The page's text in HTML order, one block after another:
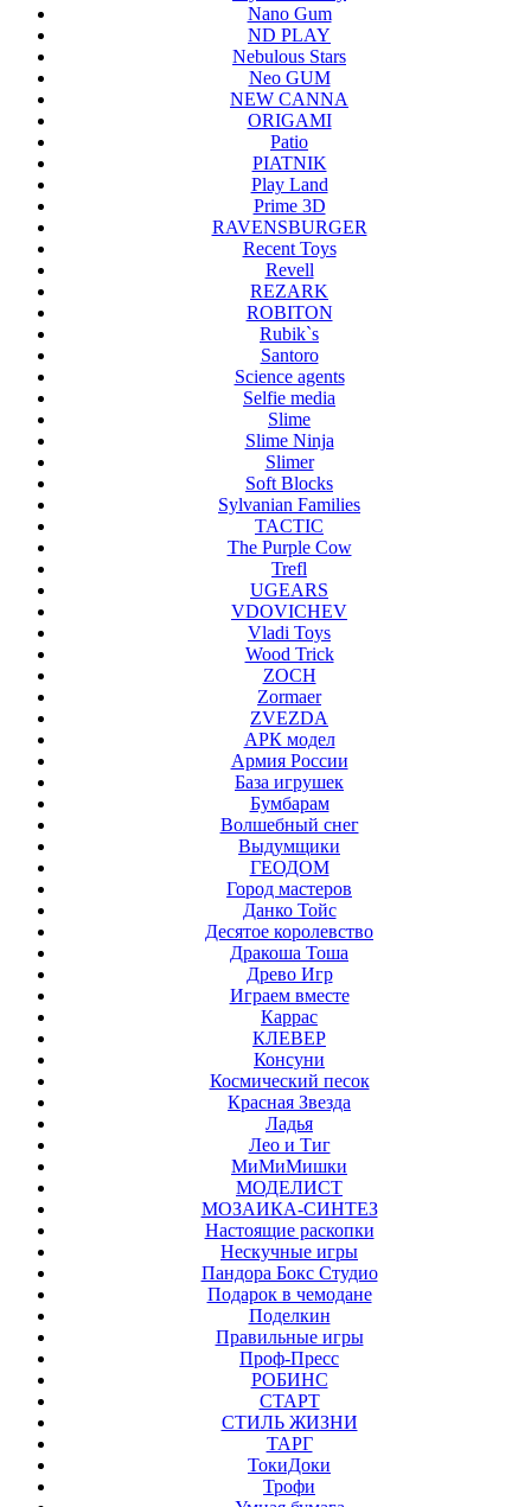
Nano Gum
ND PLAY
Nebulous Stars
Neo GUM
NEW CANNA
ORIGAMI
Patio
PIATNIK
Play Land
Prime 3D
RAVENSBURGER
Recent Toys
Revell
REZARK
ROBITON
Rubik`s
Santoro
Science agents
Selfie media
Slime
Slime Ninja
Slimer
Soft Blocks
Sylvanian Families
TACTIC
The Purple Cow
Trefl
UGEARS
VDOVICHEV
Vladi Toys
Wood Trick
ZOCH
Zormaer
ZVEZDA
АРК модел
Армия России
База игрушек
Бумбарам
Волшебный снег
Выдумщики
ГЕОДОМ
Город мастеров
Данко Тойс
Десятое королевство
Дракоша Тоша
Древо Игр
Играем вместе
Каррас
КЛЕВЕР
Консуни
Космический песок
Красная Звезда
Ладья
Лео и Тиг
МиМиМишки
МОДЕЛИСТ
МОЗАИКА-СИНТЕЗ
Настоящие раскопки
Нескучные игры
Пандора Бокс Студио
Подарок в чемодане
Поделкин
Правильные игры
Проф-Пресс
РОБИНС
СТАРТ
СТИЛЬ ЖИЗНИ
ТАРГ
ТокиДоки
Трофи